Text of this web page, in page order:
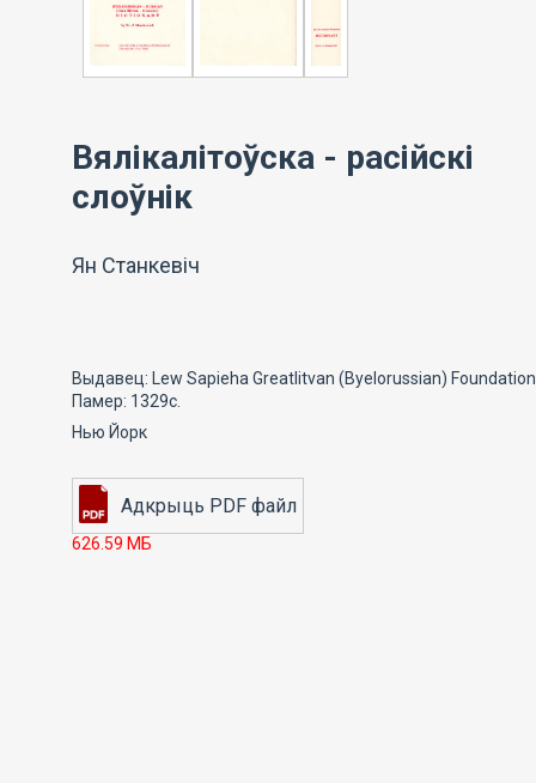
Вялікалітоўска - расійскі
слоўнік
Ян Станкевіч
Выдавец: Lew Sapieha Greatlitvan (Byelorussian) Foundation
Памер: 1329с.
Нью Йорк
626.59 МБ